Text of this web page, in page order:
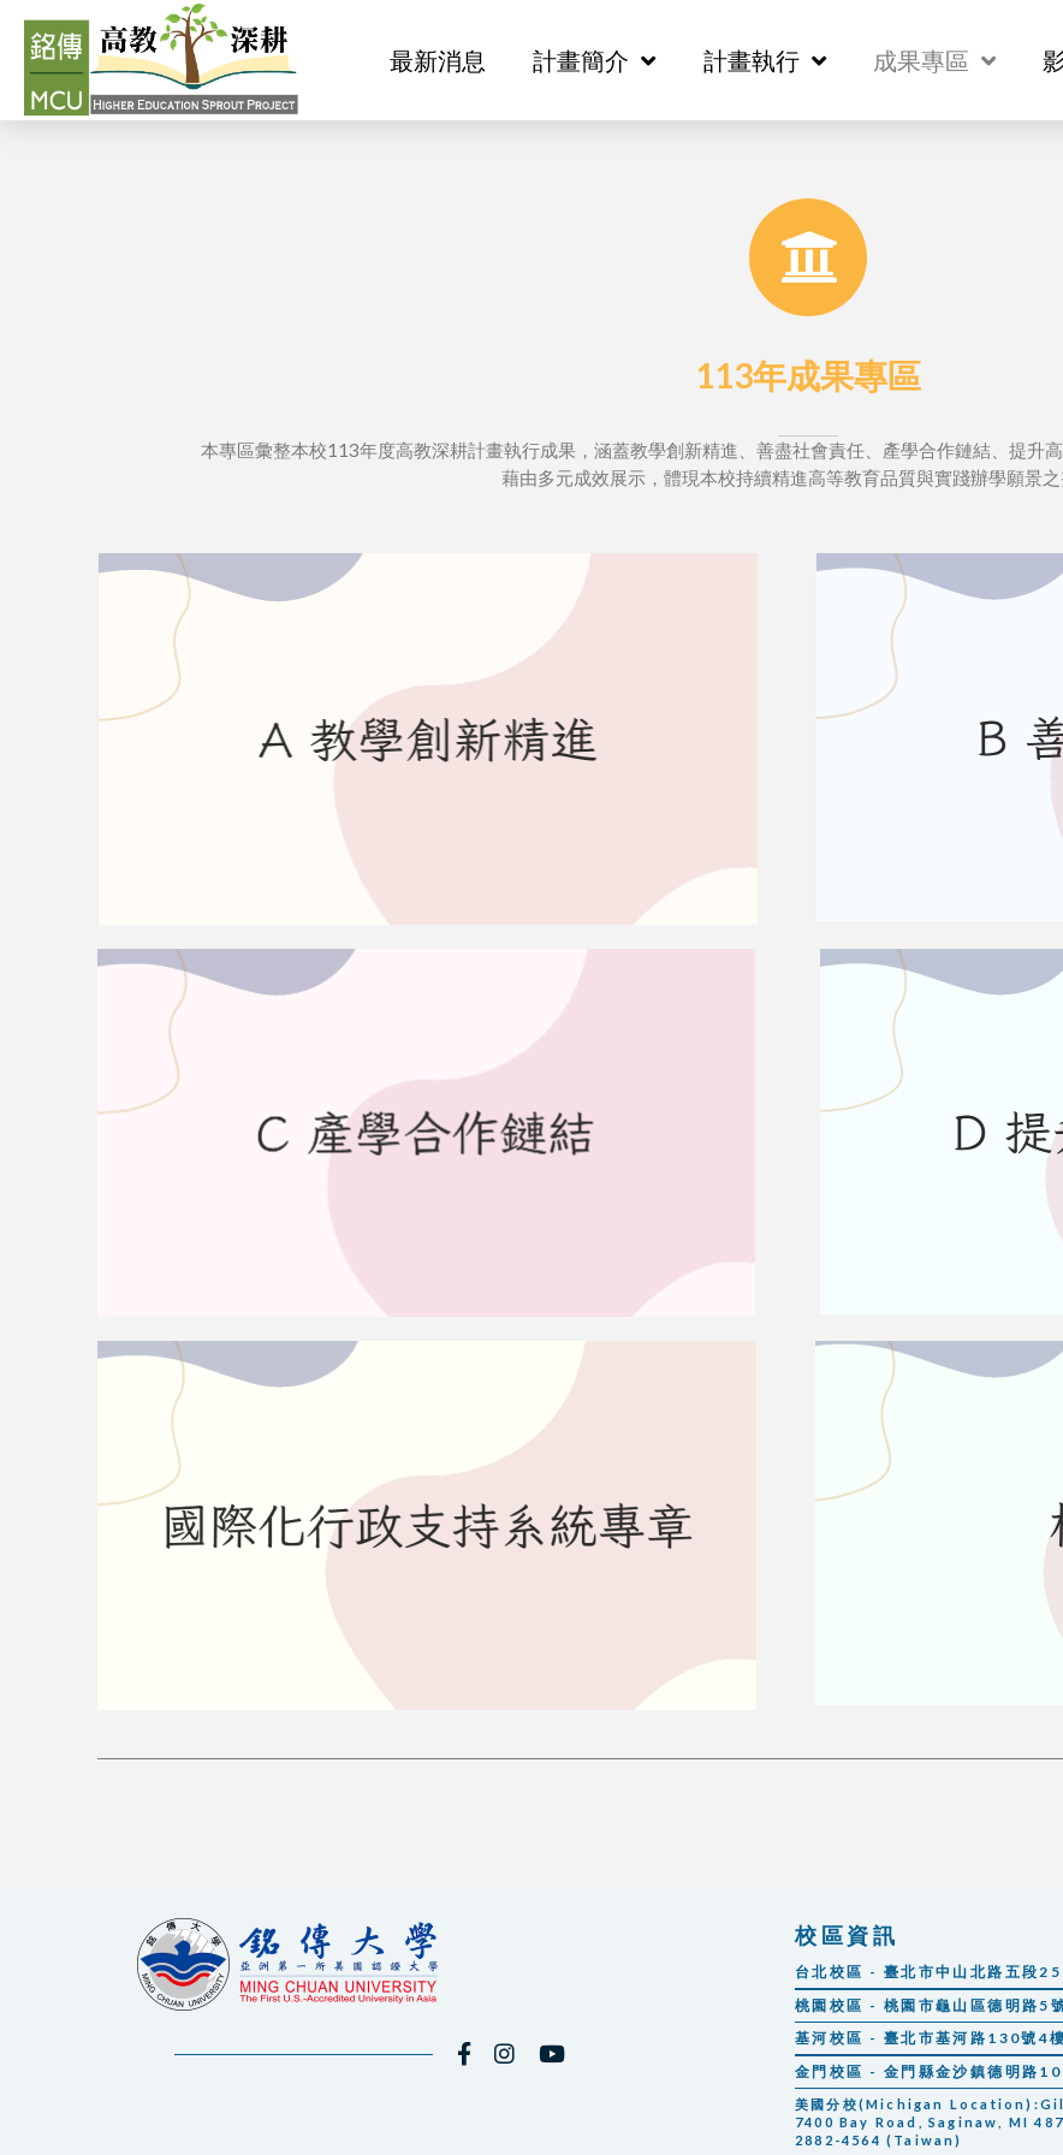
最新消息 計畫簡介 計畫執行 成果專區
最新消息 計畫簡介 計畫執行 成果專區
113年成果專區
本專區彙整本校113年度高教深耕計畫執行成果，涵蓋教學創新精進、善盡社會責任、產學合作鏈結、提升
藉由多元成效展示，體現本校持續精進高等教育品質與實踐辦學願景之
校區資訊
台北校區 - 臺北市中山北路五段
桃園校區 - 桃園市龜山區德明路
基河校區 - 臺北市基河路130號
金門校區 - 金門縣金沙鎮德明路
美國分校(Michigan
7400 Bay Road, Saginaw, MI
2882-4564 (Taiwan)